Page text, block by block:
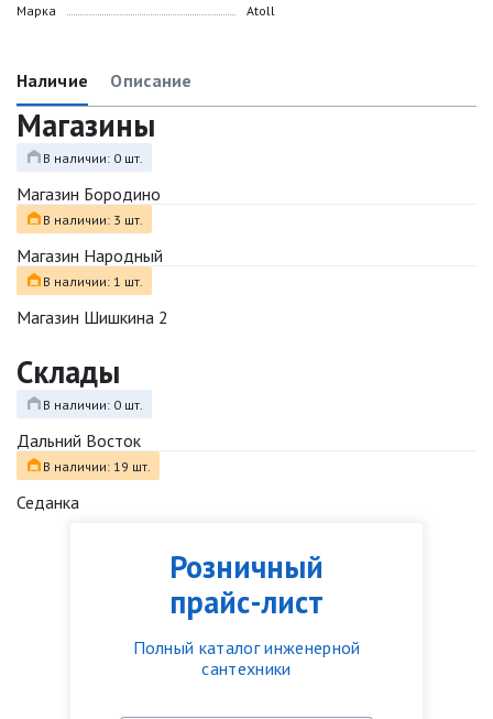
Розничный
прайс-лист
Полный каталог инженерной
сантехники
Марка Atoll
Наличие Описание
Магазины
В наличии: 0 шт.
Магазин Бородино
В наличии: 3 шт.
Магазин Народный
В наличии: 1 шт.
Магазин Шишкина 2
Склады
В наличии: 0 шт.
Дальний Восток
В наличии: 19 шт.
Седанка